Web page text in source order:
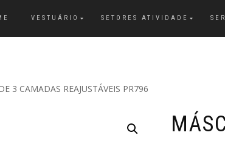
VESTUÁRIO SETORES ATIVIDADE
3 CAMADAS REAJUSTÁVEIS PR796